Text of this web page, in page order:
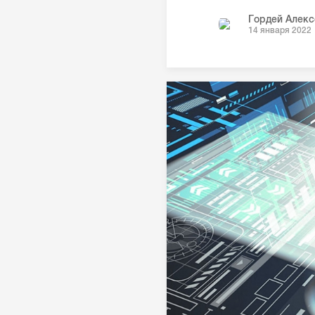
Гордей
14 января 2022